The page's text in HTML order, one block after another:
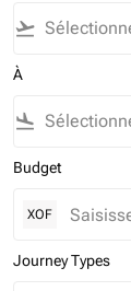
flight_takeoff
À
flight_land
Budget
XOF
Journey Types